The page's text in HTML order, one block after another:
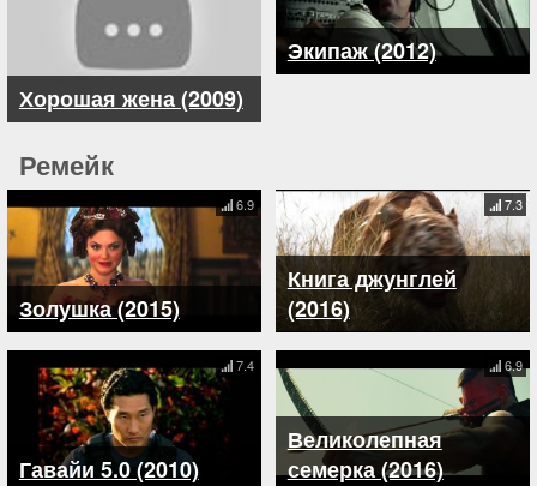
Хорошая жена (2009)
Экипаж (2012)
Ремейк
Золушка (2015)
6.9
Книга джунглей
(2016)
7.3
Гавайи 5.0 (2010)
7.4
Великолепная
семерка (2016)
6.9